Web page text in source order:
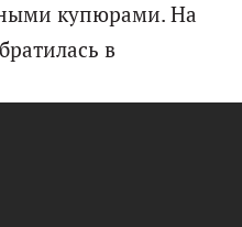
купюрами. На
в